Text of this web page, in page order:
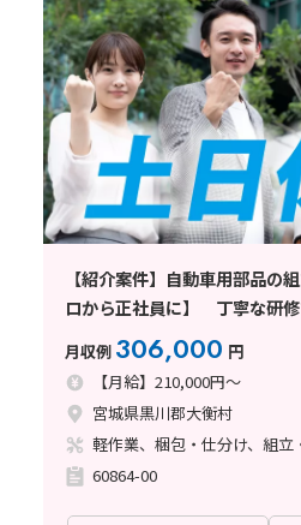
【紹介案件】自動車用部品の組立・
ロから正社員に】 丁寧な研
月収例 306,000 円
【月給】210,000円～
宮城県黒川郡大衡村
60864-00